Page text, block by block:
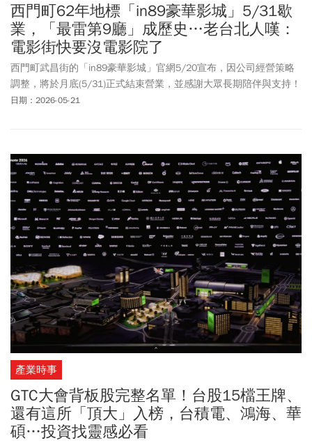
西門町62年地標「in89豪華影城」5/31歇
業，「最雷第9廳」成歷史…老台北人嘆：
電影街快要沒電影院了
西門町武昌街的「in89豪華影城」官網5/20宣布，因公司經營策略
調整，將於月底(5/31)正式結束營業，並感謝大眾長期陪伴與支持！
消息一出讓大批影迷震撼也不捨，感嘆西門町電影街影院又少一
會真正走入歷史？外界都在關注！
日期：2026-05-21
產業時事
GTC大會背板股完整名單！台股15檔王牌、
還有這所「頂大」入榜，台積電、鴻海、華
碩…投資找靈感必看